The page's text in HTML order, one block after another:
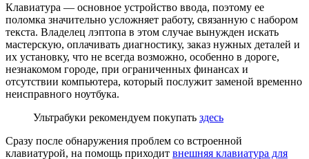
Клавиатура — основное устройство ввода, поэтому ее
поломка значительно усложняет работу, связанную с набором
текста. Владелец лэптопа в этом случае вынужден искать
мастерскую, оплачивать диагностику, заказ нужных деталей и
их установку, что не всегда возможно, особенно в дороге,
незнакомом городе, при ограниченных финансах и
отсутствии компьютера, который послужит заменой временно
неисправного ноутбука.
Ультрабуки рекомендуем покупать здесь
Сразу после обнаружения проблем со встроенной
клавиатурой, на помощь приходит внешняя клавиатура для